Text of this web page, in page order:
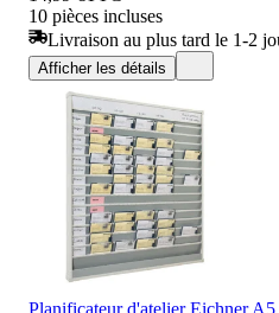
10 pièces incluses
Livraison au plus tard le 1-2
Afficher les détails
Planificateur d'atelier Eichner